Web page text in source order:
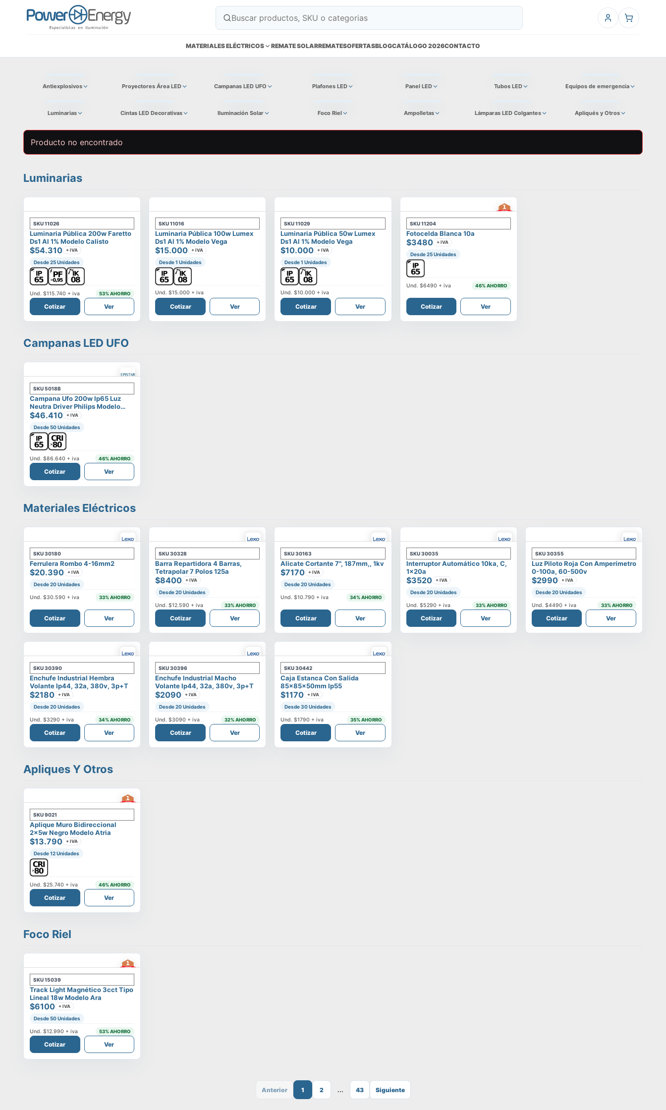
MATERIALES ELÉCTRICOS REMATE SOLARREMATESOFERTASBLOGCATÁLOGO 2026CONTACTO
Antiexplosivos Proyectores Área LED Campanas LED UFO Plafones LED Panel LED Tubos LED Equipos de emergencia
Luminarias Cintas LED Decorativas Iluminación Solar Foco Riel Ampolletas Lámparas LED Colgantes Apliqués y Otros
Producto no encontrado
Luminarias
SKU11026
Luminaria Pública 200w Faretto
Ds1 Al 1% Modelo Calisto
$54.310 + IVA
Desde 25 Unidades
Und.$115.740 + iva 53% AHORRO
Cotizar Ver
SKU11016
Luminaria Pública 100w Lumex
Ds1 Al 1% Modelo Vega
$15.000 + IVA
Desde 1 Unidades
Und.$15.000 + iva
Cotizar Ver
SKU11029
Luminaria Pública 50w Lumex
Ds1 Al 1% Modelo Vega
$10.000 + IVA
Desde 1 Unidades
Und.$10.000 + iva
Cotizar Ver
SKU11204
Fotocelda Blanca 10a
$3480 + IVA
Desde 25 Unidades
Und. $6490 + iva 46% AHORRO
Cotizar Ver
Campanas LED UFO
SKU5018B
Campana Ufo 200w Ip65 Luz
Neutra Driver Philips Modelo
Eltanin
$46.410 + IVA
Desde 50 Unidades
Und.$86.640 + iva 46% AHORRO
Cotizar Ver
Materiales Eléctricos
SKU30180
Ferrulera Rombo 4-16mm2
$20.390 + IVA
Desde 20 Unidades
Und.$30.590 + iva 33% AHORRO
Cotizar Ver
SKU30328
Barra Repartidora 4 Barras,
Tetrapolar 7 Polos 125a
$8400 + IVA
Desde 20 Unidades
Und.$12.590 + iva 33% AHORRO
Cotizar Ver
SKU30163
Alicate Cortante 7", 187mm,, 1kv
$7170 + IVA
Desde 20 Unidades
Und.$10.790 + iva 34% AHORRO
Cotizar Ver
SKU30035
Interruptor Automático 10ka, C,
1x20a
$3520 + IVA
Desde 20 Unidades
Und. $5290 + iva 33% AHORRO
Cotizar Ver
SKU30355
Luz Piloto Roja Con Amperímetro
0-100a, 60-500v
$2990 + IVA
Desde 20 Unidades
Und. $4490 + iva 33% AHORRO
Cotizar Ver
SKU30390
Enchufe Industrial Hembra
Volante Ip44, 32a, 380v, 3p+t
$2180 + IVA
Desde 20 Unidades
Und.$3290 + iva 34% AHORRO
Cotizar Ver
SKU30396
Enchufe Industrial Macho
Volante Ip44, 32a, 380v, 3p+t
$2090 + IVA
Desde 20 Unidades
Und.$3090 + iva 32% AHORRO
Cotizar Ver
SKU30442
Caja Estanca Con Salida
85x85x50mm Ip55
$1170 + IVA
Desde 30 Unidades
Und.$1790 + iva 35% AHORRO
Cotizar Ver
Apliques Y Otros
SKU9021
Aplique Muro Bidireccional
2x5w Negro Modelo Atria
$13.790 + IVA
Desde 12 Unidades
Und.$25.740 + iva 46% AHORRO
Cotizar Ver
Foco Riel
SKU15039
Track Light Magnético 3cct Tipo
Lineal 18w Modelo Ara
$6100 + IVA
Desde 50 Unidades
Und.$12.990 + iva 53% AHORRO
Cotizar Ver
Anterior 1 2 ... 43 Siguiente